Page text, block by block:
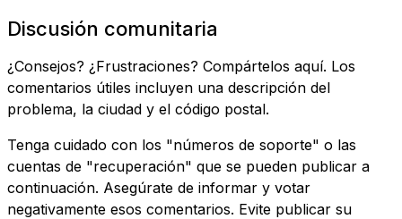
Discusión comunitaria
¿Consejos? ¿Frustraciones? Compártelos aquí. Los
comentarios útiles incluyen una descripción del
problema, la ciudad y el código postal.
Tenga cuidado con los "números de soporte" o las
cuentas de "recuperación" que se pueden publicar a
continuación. Asegúrate de informar y votar
negativamente esos comentarios. Evite publicar su